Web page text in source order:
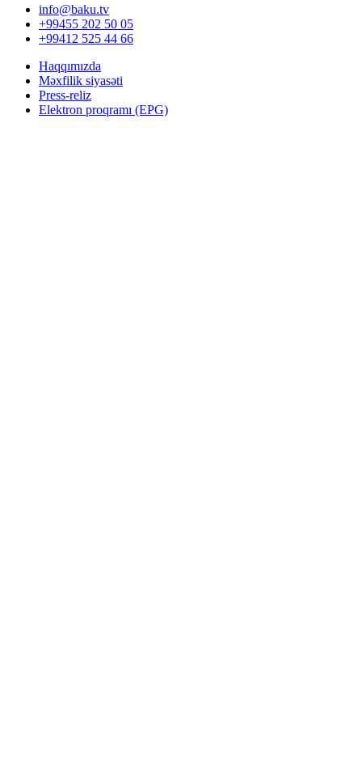
info@baku.tv
+99455 202 50 05
+99412 525 44 66
Haqqımızda
Məxfilik siyasəti
Press-reliz
Elektron proqramı (EPG)